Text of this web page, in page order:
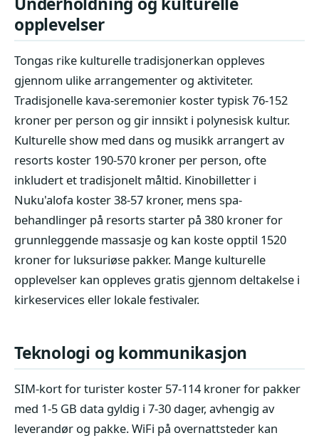
opplevelser
Tongas rike kulturelle tradisjonerkan oppleves
gjennom ulike arrangementer og aktiviteter.
Tradisjonelle kava-seremonier koster typisk 76-152
kroner per person og gir innsikt i polynesisk kultur.
Kulturelle show med dans og musikk arrangert av
resorts koster 190-570 kroner per person, ofte
inkludert et tradisjonelt måltid. Kinobilletter i
Nuku'alofa koster 38-57 kroner, mens spa-
behandlinger på resorts starter på 380 kroner for
grunnleggende massasje og kan koste opptil 1520
kroner for luksuriøse pakker. Mange kulturelle
opplevelser kan oppleves gratis gjennom deltakelse i
kirkeservices eller lokale festivaler.
Teknologi og kommunikasjon
SIM-kort for turister koster 57-114 kroner for pakker
med 1-5 GB data gyldig i 7-30 dager, avhengig av
leverandør og pakke. WiFi på overnattsteder kan